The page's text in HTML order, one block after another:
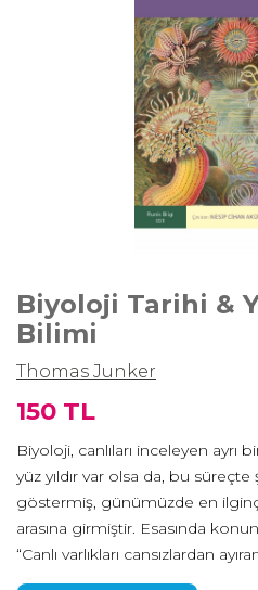
Biyoloji Tarihi &
Bilimi
Thomas Junker
150 TL
Biyoloji, canlıları inceleyen ayrı
yüz yıldır var olsa da, bu
göstermiş, günümüzde en
arasına girmiştir. Esasında
“Canlı varlıkları cansızlardan
canlıların hangi ortak özellikleri,